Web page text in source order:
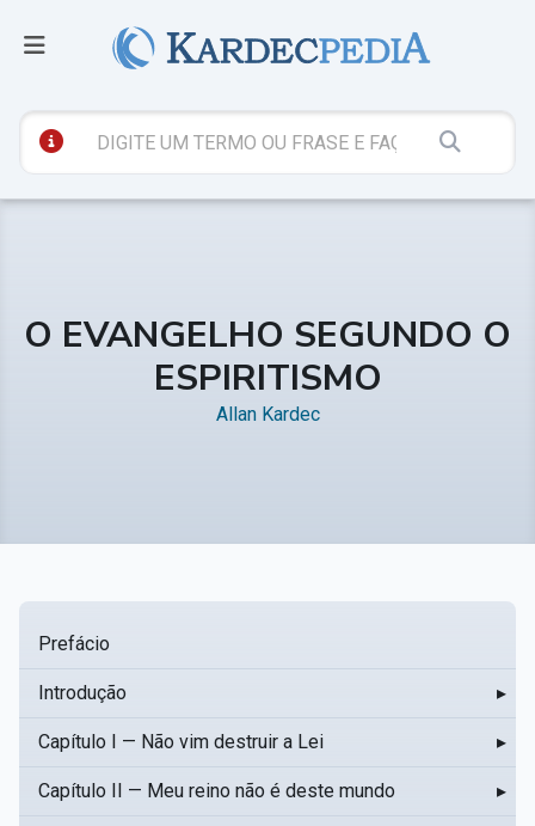
O EVANGELHO SEGUNDO O
ESPIRITISMO
Allan Kardec
Prefácio
Introdução ▸
Capítulo I — Não vim destruir a Lei ▸
Capítulo II — Meu reino não é deste mundo ▸